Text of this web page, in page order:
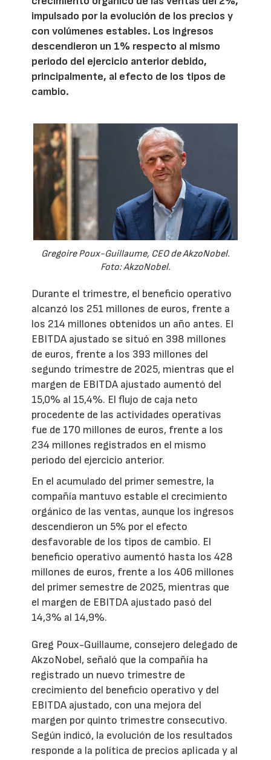
impulsado por la evolución de los precios y
con volúmenes estables. Los ingresos
descendieron un 1% respecto al mismo
periodo del ejercicio anterior debido,
principalmente, al efecto de los tipos de
cambio.
Gregoire Poux-Guillaume, CEO de AkzoNobel.
Foto: AkzoNobel.
Durante el trimestre, el beneficio operativo
alcanzó los 251 millones de euros, frente a
los 214 millones obtenidos un año antes. El
EBITDA ajustado se situó en 398 millones
de euros, frente a los 393 millones del
segundo trimestre de 2025, mientras que el
margen de EBITDA ajustado aumentó del
15,0% al 15,4%. El flujo de caja neto
procedente de las actividades operativas
fue de 170 millones de euros, frente a los
234 millones registrados en el mismo
periodo del ejercicio anterior.
En el acumulado del primer semestre, la
compañía mantuvo estable el crecimiento
orgánico de las ventas, aunque los ingresos
descendieron un 5% por el efecto
desfavorable de los tipos de cambio. El
beneficio operativo aumentó hasta los 428
millones de euros, frente a los 406 millones
del primer semestre de 2025, mientras que
el margen de EBITDA ajustado pasó del
14,3% al 14,9%.
Greg Poux-Guillaume, consejero delegado de
AkzoNobel, señaló que la compañía ha
registrado un nuevo trimestre de
crecimiento del beneficio operativo y del
EBITDA ajustado, con una mejora del
margen por quinto trimestre consecutivo.
Según indicó, la evolución de los resultados
responde a la política de precios aplicada y al